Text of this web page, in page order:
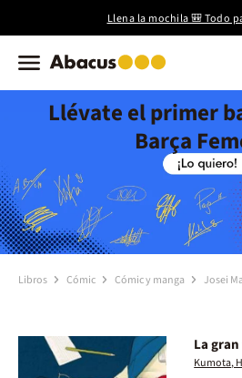
Llena la mochila 🎒 Todo
Llévate el primer
Barça
Libros Cómic Cómic y manga Josei
La
Kumota,